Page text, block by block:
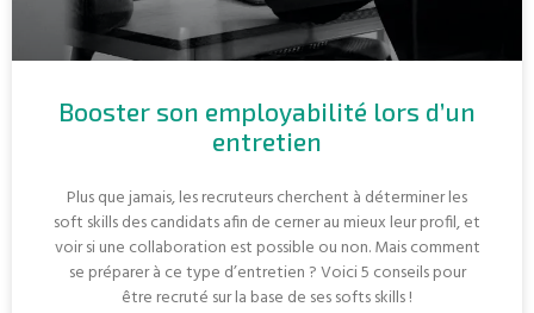
Booster son employabilité lors d’un
entretien
Plus que jamais, les recruteurs cherchent à déterminer les
soft skills des candidats afin de cerner au mieux leur profil, et
voir si une collaboration est possible ou non. Mais comment
se préparer à ce type d’entretien ? Voici 5 conseils pour
être recruté sur la base de ses softs skills !